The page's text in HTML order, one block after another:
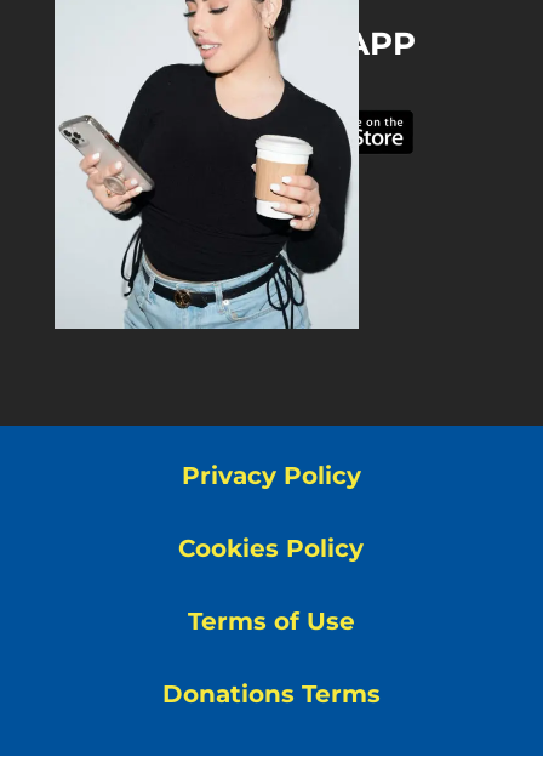
DOWNLOAD THE APP
Privacy Policy
Cookies Policy
Terms of Use
Donations Terms